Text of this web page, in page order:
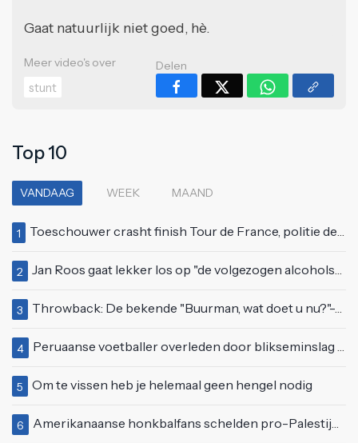
Gaat natuurlijk niet goed, hè.
Meer video's over
stunt
Delen
Top 10
VANDAAG WEEK MAAND
1 Toeschouwer crasht finish Tour de France, politie deelt bodycheck uit
2 Jan Roos gaat lekker los op "de volgezogen alcoholspons" Robert Jensen
3 Throwback: De bekende "Buurman, wat doet u nu?"-scène uit Flodder met Tatjana Šimić
4 Peruaanse voetballer overleden door blikseminslag tijdens wedstrijd, vijf anderen gewond
5 Om te vissen heb je helemaal geen hengel nodig
6 Amerikanaanse honkbalfans schelden pro-Palestijnse demonstranten uit